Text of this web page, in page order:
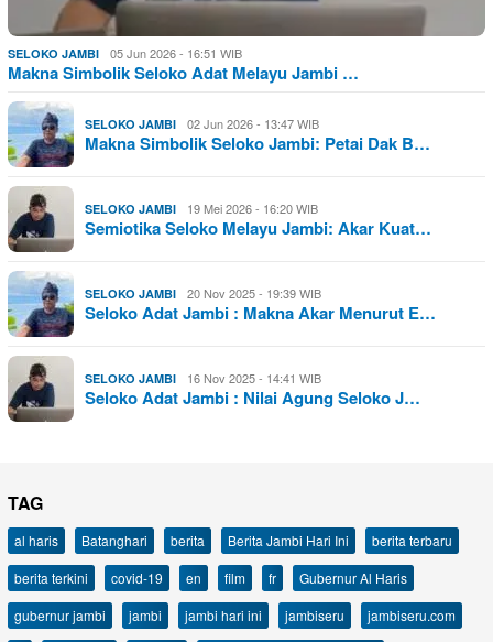
SELOKO JAMBI 05 Jun 2026 - 16:51 WIB
Makna Simbolik Seloko Adat Melayu Jambi …
SELOKO JAMBI 02 Jun 2026 - 13:47 WIB
Makna Simbolik Seloko Jambi: Petai Dak B…
SELOKO JAMBI 19 Mei 2026 - 16:20 WIB
Semiotika Seloko Melayu Jambi: Akar Kuat…
SELOKO JAMBI 20 Nov 2025 - 19:39 WIB
Seloko Adat Jambi : Makna Akar Menurut E…
SELOKO JAMBI 16 Nov 2025 - 14:41 WIB
Seloko Adat Jambi : Nilai Agung Seloko J…
TAG
al haris Batanghari berita Berita Jambi Hari Ini
berita terbaru
berita terkini
covid-19 en film fr
Gubernur Al Haris
gubernur jambi
jambi jambi hari ini jambiseru
jambiseru.com